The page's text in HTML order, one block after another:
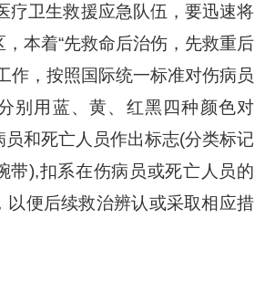
疗卫生救援应急队伍，要迅速将
，本着“先救命后治伤，先救重后
作，按照国际统一标准对伤病员
别用蓝、黄、红黑四种颜色对
和死亡人员作出标志(分类标记
带),扣系在伤病员或死亡人员的
以便后续救治辨认或采取相应措